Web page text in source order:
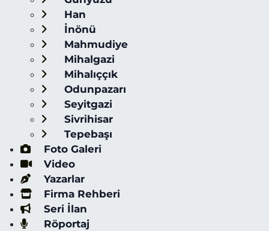
Han
İnönü
Mahmudiye
Mihalgazi
Mihalıççık
Odunpazarı
Seyitgazi
Sivrihisar
Tepebaşı
Foto Galeri
Video
Yazarlar
Firma Rehberi
Seri İlan
Röportaj